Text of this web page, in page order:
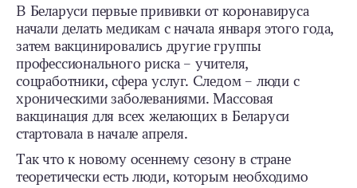
В Беларуси первые прививки от коронавируса
начали делать медикам с начала января этого года,
затем вакцинировались другие группы
профессионального риска – учителя,
соцработники, сфера услуг. Следом – люди с
хроническими заболеваниями. Массовая
вакцинация для всех желающих в Беларуси
стартовала в начале апреля.
Так что к новому осеннему сезону в стране
теоретически есть люди, которым необходимо